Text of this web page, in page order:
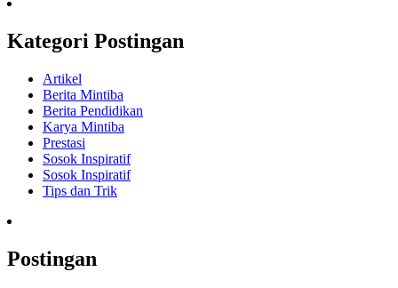
Kategori Postingan
Artikel
Berita Mintiba
Berita Pendidikan
Karya Mintiba
Prestasi
Sosok Inspiratif
Sosok Inspiratif
Tips dan Trik
Postingan